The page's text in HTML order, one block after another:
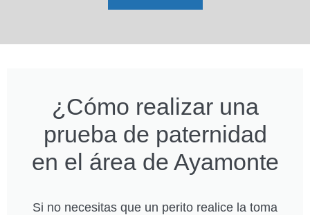
¿Cómo realizar una
prueba de paternidad
en el área de Ayamonte
Si no necesitas que un perito realice la toma